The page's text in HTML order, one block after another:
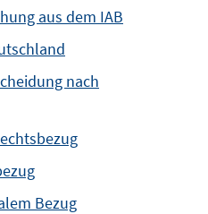
aus dem IAB
nach
Bezug